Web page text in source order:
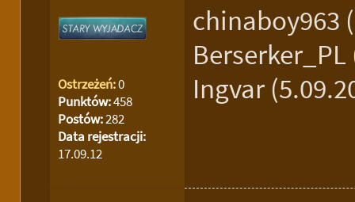
Ostrzeżeń:0
Punktów:458
Postów:282
Data rejestracji:
17.09.12
chinaboy963
Berserker_PL
Ingvar